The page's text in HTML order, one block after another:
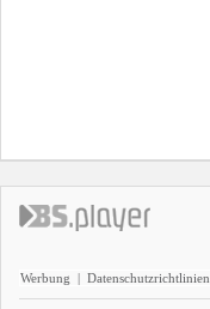
Werbung | Datenschutzrichtlinien